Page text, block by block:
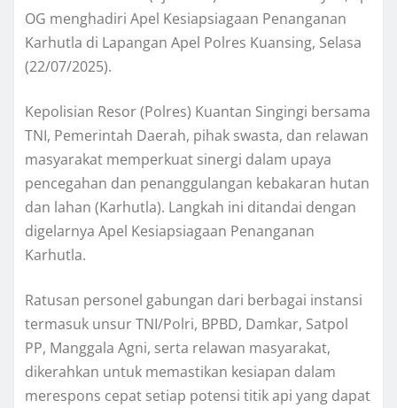
OG menghadiri Apel Kesiapsiagaan Penanganan
Karhutla di Lapangan Apel Polres Kuansing, Selasa
(22/07/2025).
Kepolisian Resor (Polres) Kuantan Singingi bersama
TNI, Pemerintah Daerah, pihak swasta, dan relawan
masyarakat memperkuat sinergi dalam upaya
pencegahan dan penanggulangan kebakaran hutan
dan lahan (Karhutla). Langkah ini ditandai dengan
digelarnya Apel Kesiapsiagaan Penanganan
Karhutla.
Ratusan personel gabungan dari berbagai instansi
termasuk unsur TNI/Polri, BPBD, Damkar, Satpol
PP, Manggala Agni, serta relawan masyarakat,
dikerahkan untuk memastikan kesiapan dalam
merespons cepat setiap potensi titik api yang dapat